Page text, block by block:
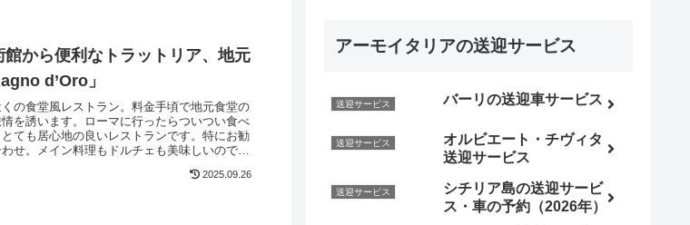
館から便利なトラットリア、地元
d’Oro」
の食堂風レストラン。料金手頃で地元食堂の
を誘います。ローマに行ったらついつい食べ
ても居心地の良いレストランです。特にお勧
せ。メイン料理もドルチェも美味しいので、
2025.09.26
アーモイタリアの送迎サービス
送迎サービス バーリの送迎車サービス
送迎サービス
オルビエート・チヴィタ
送迎サービス
送迎サービス
シチリア島の送迎サービ
ス・車の予約（2026年）